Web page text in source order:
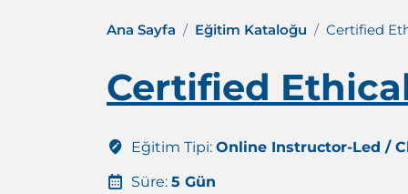
Ana Sayfa Eğitim Kataloğu Certified
Certified
Eğitim Tipi: Online Instructor-Led /
Süre: 5 Gün